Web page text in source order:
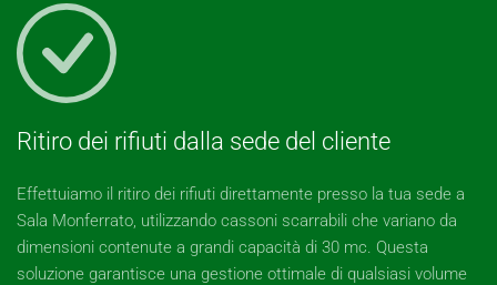
Ritiro dei rifiuti dalla sede del cliente
Effettuiamo il ritiro dei rifiuti direttamente presso la tua sede a
Sala Monferrato, utilizzando cassoni scarrabili che variano da
dimensioni contenute a grandi capacità di 30 mc. Questa
soluzione garantisce una gestione ottimale di qualsiasi volume